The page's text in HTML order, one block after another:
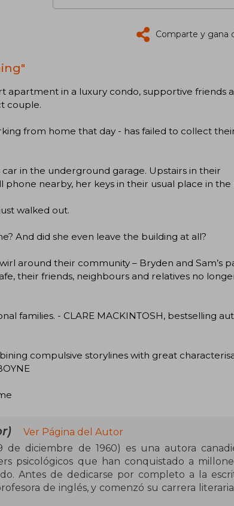
Comparte y gana
apartment in a luxury condo, supportive friends
couple.
from home that day - has failed to collect
in the underground garage. Upstairs in their
nearby, her keys in their usual place in the
walked out.
And did she even leave the building at all?
around their community – Bryden and Sam’s
their friends, neighbours and relatives no
families. - CLARE MACKINTOSH, bestselling
compulsive storylines with great
Ver Página del Autor
de diciembre de 1960) es una autora
psicológicos que han conquistado a
Antes de dedicarse por completo a la
de inglés, y comenzó su carrera literaria
Su salto al reconocimiento internacional